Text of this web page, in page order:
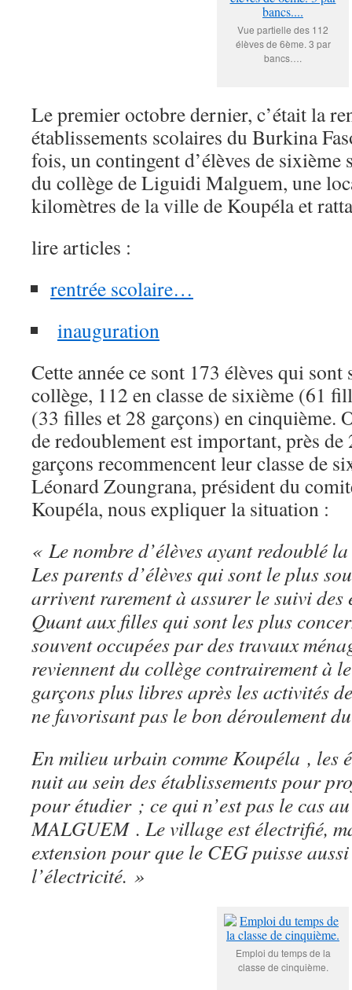
Vue partielle des 112
élèves de 6ème. 3 par
bancs….
Le premier octobre dernier, c’était la
établissements scolaires du Burkina
fois, un contingent d’élèves de sixième
du collège de Liguidi Malguem, une
kilomètres de la ville de Koupéla et
lire articles :
rentrée scolaire…
inauguration
Cette année ce sont 173 élèves qui sont
collège, 112 en classe de sixième (61
(33 filles et 28 garçons) en cinquième.
de redoublement est important, près
garçons recommencent leur classe de
Léonard Zoungrana, président du
Koupéla, nous expliquer la situation :
« Le nombre d’élèves ayant redoublé la
Les parents d’élèves qui sont le plus
arrivent rarement à assurer le suivi des
Quant aux filles qui sont les plus
souvent occupées par des travaux
reviennent du collège contrairement à
garçons plus libres après les activités
ne favorisant pas le bon déroulement
En milieu urbain comme Koupéla , les
nuit au sein des établissements pour
pour étudier ; ce qui n’est pas le cas
MALGUEM . Le village est électrifié,
extension pour que le CEG puisse
l’électricité. »
Emploi du temps de la
classe de cinquième.